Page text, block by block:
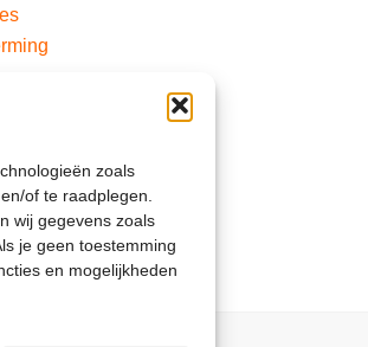
zoals
of te raadplegen.
wij gegevens zoals
je geen toestemming
en mogelijkheden